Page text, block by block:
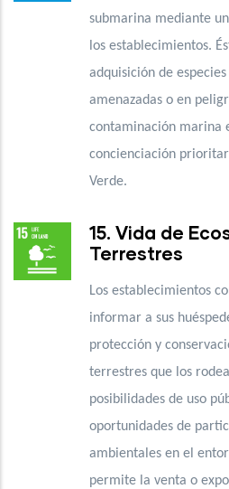
submarina mediante
los establecimientos.
adquisición de
amenazadas o en
contaminación marina
concienciación
Verde.
15. Vida de
Terrestres
Los establecimientos
informar a sus
protección y
terrestres que los
posibilidades de uso
oportunidades de
ambientales en el
permite la venta o